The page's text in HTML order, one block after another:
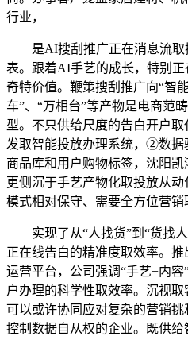
行业，
是AI搜刮推广正在消息流取
表。跟着AI手艺的成长，特别
奇特价值。鞭策搜刮推广向“智
车”、“万相台”等产物是电商范
型。不只供给尺度的告白开户
发取智能投放办理系统，②数据
商品库和用户购物标签，沈阳
更侧沉于手艺产物化取投放从
模式相对保守、需要全方位营销
实现了从“人找货”到“货找人
正在线告白的精准度取效率。
运营平台，公司强调“手艺+内
户办理的科学性取效率。沉视取
可以或许协同应对复杂的营销
控制数据自从权的企业。既供给